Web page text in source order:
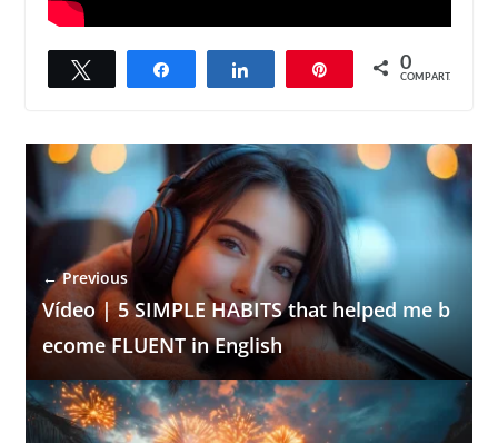
Compartilhar Compartilhar 0
COMPART.
← Previous
Vídeo | 5 SIMPLE HABITS that helped me b
ecome FLUENT in English